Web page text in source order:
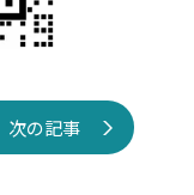
次の記事